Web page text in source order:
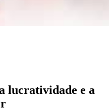
lucratividade e a